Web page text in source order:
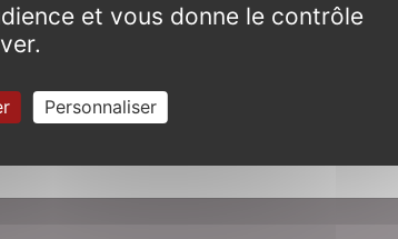
suivant
et vous donne le contrôle
Personnaliser